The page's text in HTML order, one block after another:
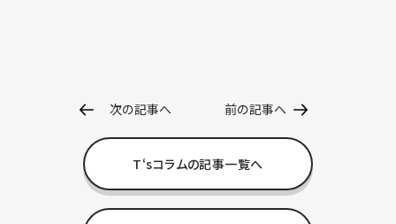
次の記事へ 前の記事へ
T‘sコラムの記事一覧へ